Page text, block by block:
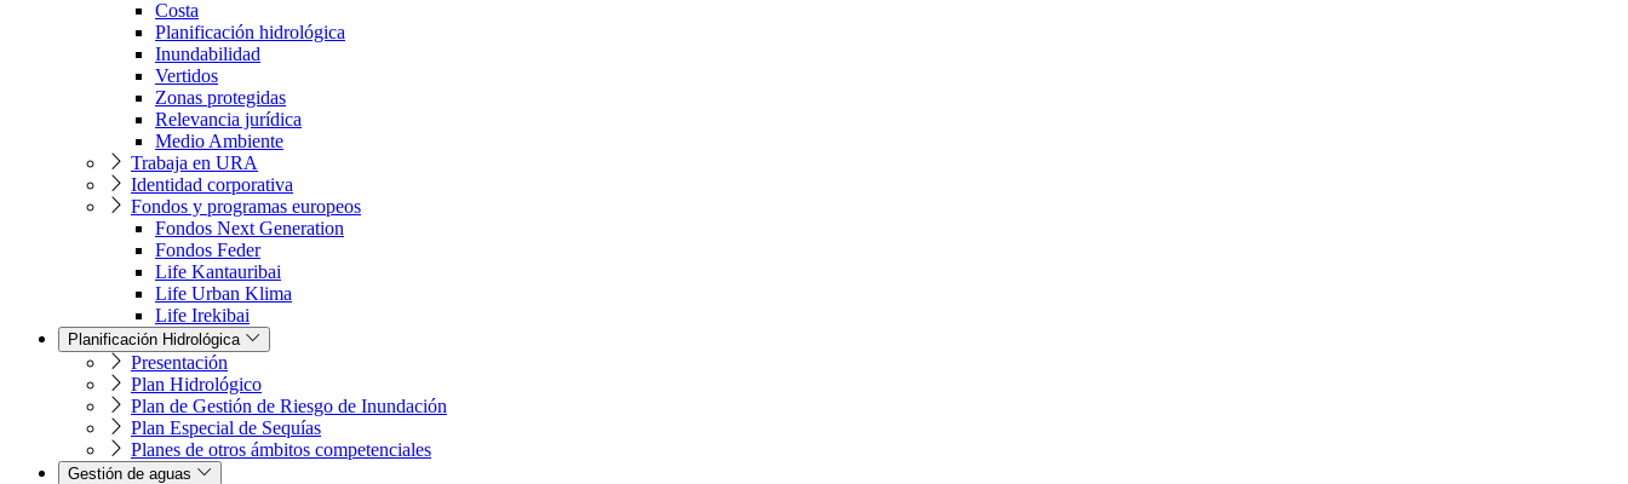
Costa
Planificación hidrológica
Inundabilidad
Vertidos
Zonas protegidas
Relevancia jurídica
Medio Ambiente
Trabaja en URA
Identidad corporativa
Fondos y programas europeos
Fondos Next Generation
Fondos Feder
Life Kantauribai
Life Urban Klima
Life Irekibai
Planificación Hidrológica
Presentación
Plan Hidrológico
Plan de Gestión de Riesgo de Inundación
Plan Especial de Sequías
Planes de otros ámbitos competenciales
Gestión de aguas